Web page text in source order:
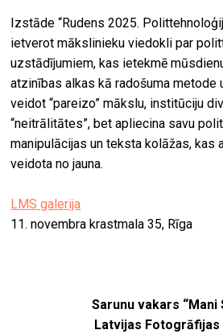
Izstāde “Rudens 2025.
ietverot mākslinieku viedokli par
uzstādījumiem, kas ietekmē
atzinības alkas kā radošuma metode
veidot “pareizo” mākslu, institūciju
“neitrālitātes”, bet apliecina savu
manipulācijas un teksta kolāžas, kas
veidota no jauna.
LMS galerija
11. novembra krastmala 35, Rīga
Sarunu vakars “Mani
Latvijas Fotogrāfijas